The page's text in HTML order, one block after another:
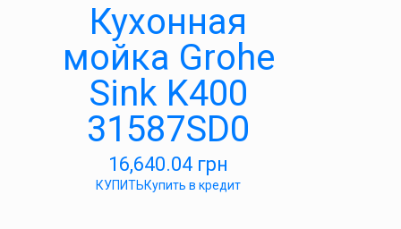
Кухонная
мойка Grohe
Sink K400
31587SD0
16,640.04 грн
КУПИТЬКупить в кредит